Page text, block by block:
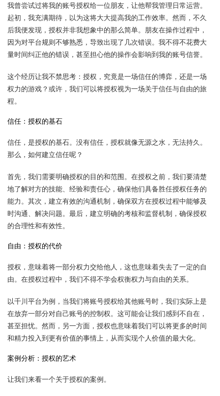
我曾尝试过将我的账号授权给一位朋友，让他帮我管理日常运营。
起初，我充满期待，以为这将大大提高我的工作效率。然而，不久
后我便发现，授权并非我想象中的那么简单。朋友在操作过程中，
因为对平台规则不够熟悉，导致出现了几次错误。我不得不花费大
量时间纠正他的错误，甚至担心他的操作会影响到我的账号信誉。
这个经历让我不禁思考：授权，究竟是一场信任的博弈，还是一场
权力的游戏？或许，我们可以将授权视为一场关于信任与自由的旅
程。
信任：授权的基石
信任，是授权的基石。没有信任，授权就像无源之水，无法持久。
那么，如何建立信任呢？
首先，我们需要明确授权的目的和范围。在授权之前，我们要清楚
地了解对方的技能、经验和责任心，确保他们具备胜任授权任务的
能力。其次，建立有效的沟通机制，确保双方在授权过程中能够及
时沟通、解决问题。最后，建立明确的考核和监督机制，确保授权
的合理性和有效性。
自由：授权的代价
授权，意味着将一部分权力交给他人，这也意味着失去了一定的自
由。在授权过程中，我们不得不学会权衡权力与自由的关系。
以千川平台为例，当我们将账号授权给其他账号时，我们实际上是
在放弃一部分对自己账号的控制权。这可能会让我们感到不自在，
甚至担忧。然而，另一方面，授权也意味着我们可以将更多的时间
和精力投入到更有价值的事情上，从而实现个人价值的最大化。
案例分析：授权的艺术
让我们来看一个关于授权的案例。